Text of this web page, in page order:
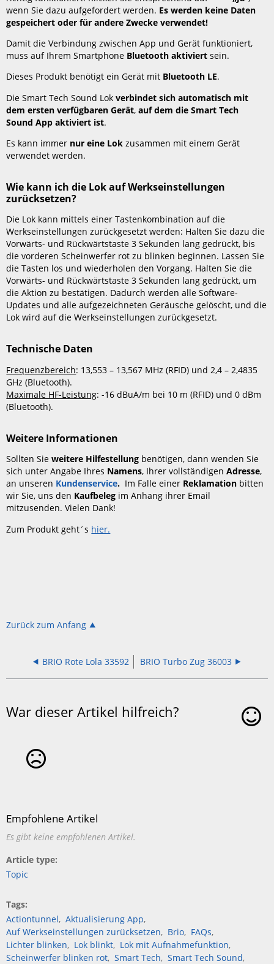
wenn Sie dazu aufgefordert werden. Es werden keine Daten
gespeichert oder für andere Zwecke verwendet!
Damit die Verbindung zwischen App und Gerät funktioniert,
muss auf Ihrem Smartphone Bluetooth aktiviertsein.
Dieses Produkt benötigt ein Gerät mit Bluetooth LE.
Die Smart Tech Sound Lokverbindet sich automatisch mit
dem ersten verfügbaren Gerät,auf dem die Smart Tech
Sound App aktiviert ist.
Es kann immer nur eine Lok zusammen mit einem Gerät
verwendet werden.
Wie kann ich die Lok auf Werkseinstellungen
zurücksetzen?
Die Lok kann mittels einer Tastenkombination auf die
Werkseinstellungen zurückgesetzt werden: Halten Sie dazu die
Vorwärts- und Rückwärtstaste 3 Sekunden lang gedrückt, bis
die vorderen Scheinwerfer rot zu blinken beginnen. Lassen Sie
die Tasten los und wiederholen den Vorgang. Halten Sie die
Vorwärts- und Rückwärtstaste 3 Sekunden lang gedrückt, um
die Aktion zu bestätigen. Dadurch werden alle Software-
Updates und alle aufgezeichneten Geräusche gelöscht, und die
Lok wird auf die Werkseinstellungen zurückgesetzt.
Technische Daten
Frequenzbereich: 13,553 – 13,567 MHz (RFID) und 2,4 – 2,4835
GHz (Bluetooth).
Maximale HF-Leistung: -16 dBuA/m bei 10 m (RFID) und 0 dBm
(Bluetooth).
Weitere Informationen
Sollten Sieweitere Hilfestellung benötigen, dann wenden Sie
sich unter Angabe Ihres Namens, Ihrer vollständigenAdresse,
an unseren Kundenservice. Im Falle einer Reklamation bitten
wir Sie, uns den Kaufbeleg im Anhang ihrer Email
mitzusenden. Vielen Dank!
Zum Produkt geht´s hier.
Zurück zum Anfang
BRIO Rote Lola 33592 BRIO Turbo Zug 36003
War dieser Artikel hilfreich?
Empfohlene Artikel
Es gibt keine empfohlenen Artikel.
Article type
Topic
Tags
Actiontunnel
Aktualisierung App
Auf Werkseinstellungen zurücksetzen
Brio
FAQs
Lichter blinken
Lok blinkt
Lok mit Aufnahmefunktion
Scheinwerfer blinken rot Smart Tech
Smart Tech Sound